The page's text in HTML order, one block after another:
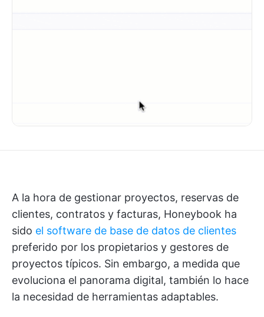
A la hora de gestionar proyectos, reservas de
clientes, contratos y facturas, Honeybook ha
sido el software de base de datos de clientes
preferido por los propietarios y gestores de
proyectos típicos. Sin embargo, a medida que
evoluciona el panorama digital, también lo hace
la necesidad de herramientas adaptables.